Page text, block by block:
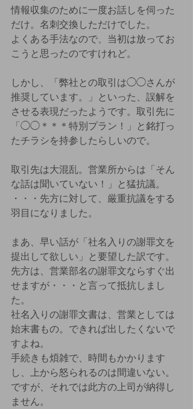
情報収集のために一度お話しを伺った
だけ。名刺交換しただけでした。
よくある手法なので、当初は放ってお
こうと思ったのですけれど。
しかし、「弊社との取引は◯◯さんが
推奨しています。」といった、誤解を
させる表現だったようです。取引先に
「◯◯＊＊＊特別プラン！」と銘打っ
たチラシを持参したらしいので。
取引先は大混乱。営業所からは「そん
な話は聞いていない！」と猛抗議。
・・・先方に対して、厳重抗議をする
羽目になりました。
まあ、早い話が「社名入りの謝罪文を
提出して欲しい」と要望した訳です。
先方は、営業部名の謝罪文ならすぐ出
せますが・・・と言って抵抗しまし
た。
社名入りの謝罪文書は、営業としては
始末書もの。できれば出したくないで
すよね。
手続きも煩雑で、時間もかかります
し、上から怒られるのは間違いない。
ですが、それでは此方の上司が納得し
ません。